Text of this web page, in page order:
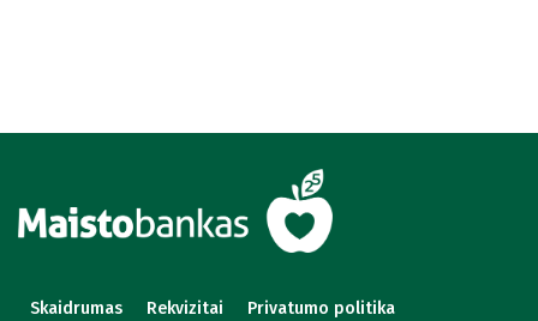
Skaidrumas Rekvizitai
Privatumo politika